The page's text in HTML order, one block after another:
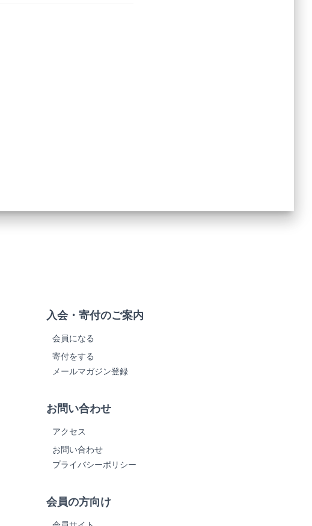
入会・寄付のご案内
会員になる
寄付をする
メールマガジン登録
お問い合わせ
アクセス
お問い合わせ
プライバシーポリシー
会員の方向け